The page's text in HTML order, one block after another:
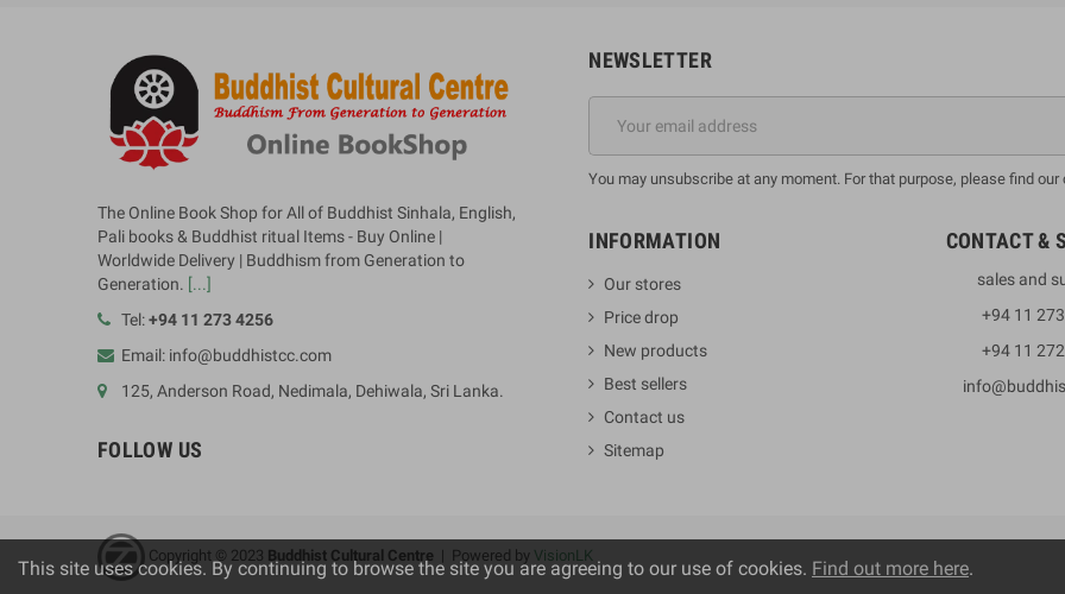
The Online Book Shop for All of Buddhist Sinhala, English,
Pali books & Buddhist ritual Items - Buy Online |
Worldwide Delivery | Buddhism from Generation to
Generation. [...]
Tel:+94 11 273 4256
Email: info@buddhistcc.com
125, Anderson Road, Nedimala, Dehiwala, Sri Lanka.
FOLLOW US
NEWSLETTER
You may unsubscribe at any moment. For that purpose, please find
INFORMATION
Our stores
Price drop
New products
Best sellers
Contact us
Sitemap
CONTACT &
sales and
+94 11
+94 11
Copyright © 2023 Buddhist Cultural Centre | Powered by VisionLK
This site uses cookies. By continuing to browse the site you are agreeing to our use of cookies. Find out more here.